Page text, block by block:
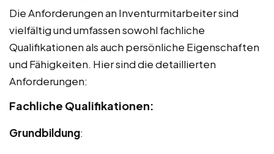
Die Anforderungen an Inventurmitarbeiter sind
vielfältig und umfassen sowohl fachliche
Qualifikationen als auch persönliche Eigenschaften
und Fähigkeiten. Hier sind die detaillierten
Anforderungen:
Fachliche Qualifikationen:
Grundbildung: